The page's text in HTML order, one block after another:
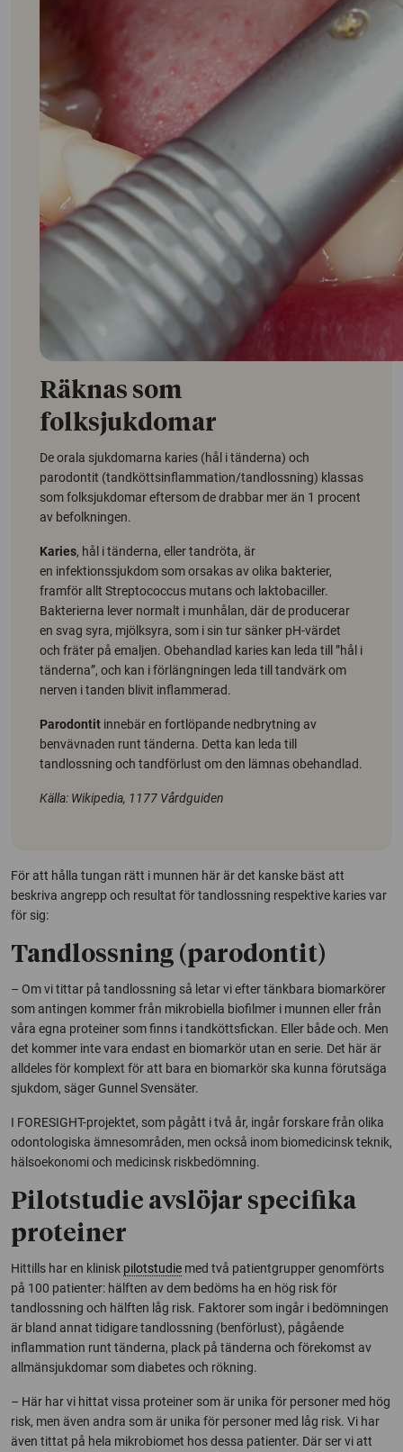
Räknas som
folksjukdomar
De orala sjukdomarna karies (hål i tänderna) och
parodontit (tandköttsinflammation/tandlossning) klassas
som folksjukdomar eftersom de drabbar mer än 1 procent
av befolkningen.
Karies, hål i tänderna, eller tandröta, är
en infektionssjukdom som orsakas av olika bakterier,
framför allt Streptococcus mutans och laktobaciller.
Bakterierna lever normalt i munhålan, där de producerar
en svag syra, mjölksyra, som i sin tur sänker pH-värdet
och fräter på emaljen. Obehandlad karies kan leda till ”hål i
tänderna”, och kan i förlängningen leda till tandvärk om
nerven i tanden blivit inflammerad.
Parodontit innebär en fortlöpande nedbrytning av
benvävnaden runt tänderna. Detta kan leda till
tandlossning och tandförlust om den lämnas obehandlad.
Källa: Wikipedia, 1177 Vårdguiden
För att hålla tungan rätt i munnen här är det kanske bäst att
beskriva angrepp och resultat för tandlossning respektive karies var
för sig:
Tandlossning (parodontit)
– Om vi tittar på tandlossning så letar vi efter tänkbara biomarkörer
som antingen kommer från mikrobiella biofilmer i munnen eller från
våra egna proteiner som finns i tandköttsfickan. Eller både och. Men
det kommer inte vara endast en biomarkör utan en serie. Det här är
alldeles för komplext för att bara en biomarkör ska kunna förutsäga
sjukdom, säger Gunnel Svensäter.
I FORESIGHT-projektet, som pågått i två år, ingår forskare från olika
odontologiska ämnesområden, men också inom biomedicinsk teknik,
hälsoekonomi och medicinsk riskbedömning.
Pilotstudie avslöjar specifika
proteiner
Hittills har en klinisk pilotstudie med två patientgrupper genomförts
på 100 patienter: hälften av dem bedöms ha en hög risk för
tandlossning och hälften låg risk. Faktorer som ingår i bedömningen
är bland annat tidigare tandlossning (benförlust), pågående
inflammation runt tänderna, plack på tänderna och förekomst av
allmänsjukdomar som diabetes och rökning.
– Här har vi hittat vissa proteiner som är unika för personer med hög
risk, men även andra som är unika för personer med låg risk. Vi har
även tittat på hela mikrobiomet hos dessa patienter. Där ser vi att